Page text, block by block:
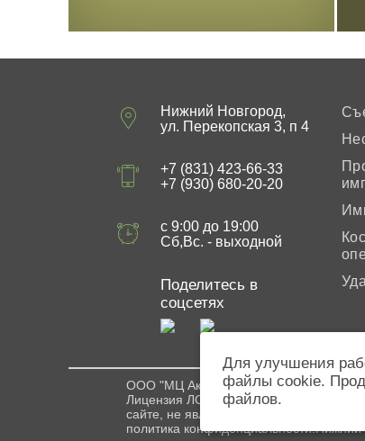
Нижний Новгород,
ул. Перекопская 3, п 4
+7 (831) 423-66-33
+7 (930) 680-20-20
с 9:00 до 19:00
Сб,Вс. - выходной
Поделитесь в
соцсетях
ООО "МЦ Акварель"
Лицензия ЛО41-01164-52/00325664 от
сайте, не является публичной
политика
Для улучшения
файлы cookie.
файлов.